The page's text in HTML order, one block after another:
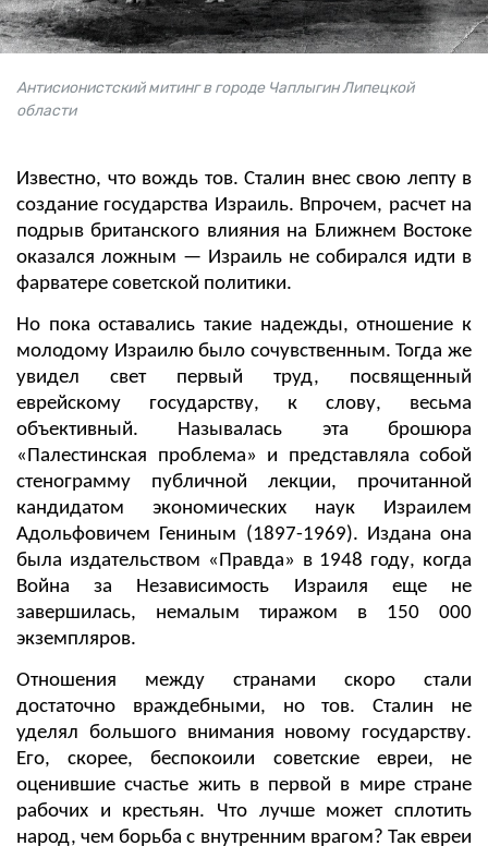
Антисионистский митинг в городе Чаплыгин Липецкой
области
Известно, что вождь тов. Сталин внес свою лепту в
создание государства Израиль. Впрочем, расчет на
подрыв британского влияния на Ближнем Востоке
оказался ложным — Израиль не собирался идти в
фарватере советской политики.
Но пока оставались такие надежды, отношение к
молодому Израилю было сочувственным. Тогда же
увидел свет первый труд, посвященный
еврейскому государству, к слову, весьма
объективный. Называлась эта брошюра
«Палестинская проблема» и представляла собой
стенограмму публичной лекции, прочитанной
кандидатом экономических наук Израилем
Адольфовичем Гениным (1897-1969). Издана она
была издательством «Правда» в 1948 году, когда
Война за Независимость Израиля еще не
завершилась, немалым тиражом в 150 000
экземпляров.
Отношения между странами скоро стали
достаточно враждебными, но тов. Сталин не
уделял большого внимания новому государству.
Его, скорее, беспокоили советские евреи, не
оценившие счастье жить в первой в мире стране
рабочих и крестьян. Что лучше может сплотить
народ, чем борьба с внутренним врагом? Так евреи